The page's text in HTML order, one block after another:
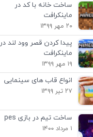
ساخت خانه با کد در
ماینکرافت
۲۰ مهر ۱۳۹۹
پیدا کردن قصر وود لند در
ماینکرافت
۱۹ مهر ۱۳۹۹
انواع قاب های سینمایی
۲۷ تیر ۱۳۹۹
ساخت تیم در بازی pes
۱ مرداد ۱۴۰۰